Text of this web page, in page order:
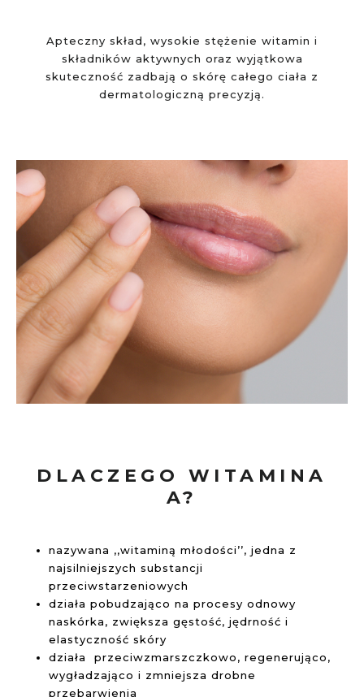
Apteczny skład, wysokie stężenie witamin i
składników aktywnych oraz wyjątkowa
skuteczność zadbają o skórę całego ciała z
dermatologiczną precyzją.
DLACZEGO WITAMINA
A?
nazywana ,,witaminą młodości’’, jedna z
najsilniejszych substancji
przeciwstarzeniowych
działa pobudzająco na procesy odnowy
naskórka, zwiększa gęstość, jędrność i
elastyczność skóry
działa przeciwzmarszczkowo, regenerująco,
wygładzająco i zmniejsza drobne
przebarwienia